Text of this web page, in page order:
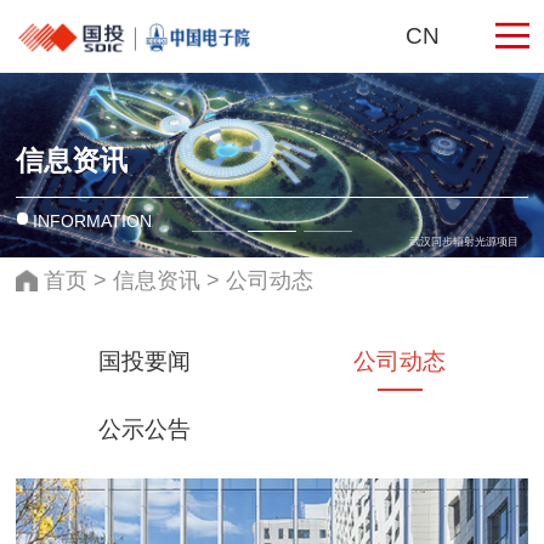
CN
信息资讯
INFORMATION
武汉同步辐射光源项目
首页 > 信息资讯> 公司动态
国投要闻 公司动态
公示公告